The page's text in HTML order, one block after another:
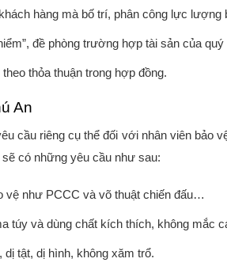
hàng mà bố trí, phân công lực lượng
đề phòng trường hợp tài sản của
thỏa thuận trong hợp đồng.
An
cầu riêng cụ thể đối với nhân viên bảo
sẽ có những yêu cầu như sau:
vệ như PCCC và võ thuật chiến đấu…
túy và dùng chất kích thích, không mắc
tật, dị hình, không xăm trổ.